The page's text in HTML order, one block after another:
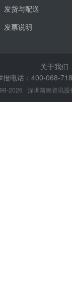
发货与配送
发票说明
关于我们
报电话：400-068-
2026 深圳前瞻资讯股